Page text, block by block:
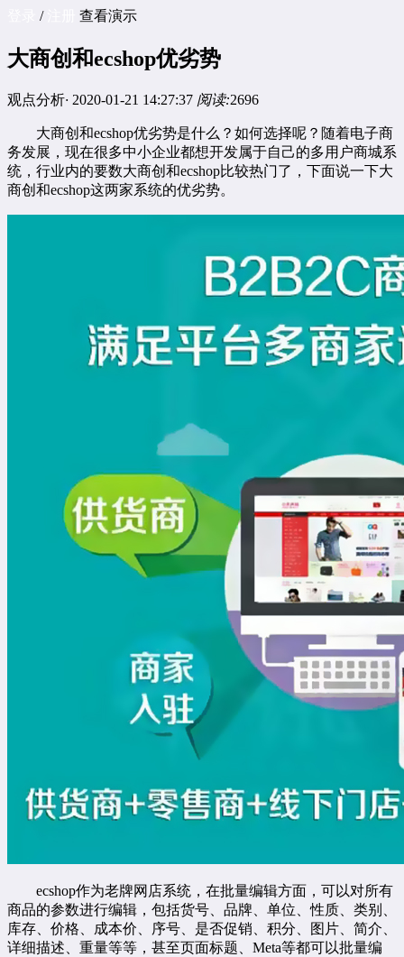
/注册 查看演示
大商创和ecshop优劣势
观点分析· 2020-01-21 14:27:37 阅读:2696
大商创和ecshop优劣势是什么？如何选择呢？随着电子商
务发展，现在很多中小企业都想开发属于自己的多用户商城系
统 ，行业内的要数大商创和ecshop比较热门了，下面说一下大
商创和ecshop这两家系统的优劣势。
ecshop作为老牌网店系统，在批量编辑方面，可以对所有
商品的参数进行编辑，包括货号、品牌、单位、性质、类别、
库存、价格、成本价、序号、是否促销、积分、图片、简介、
详细描述、重量等等，甚至页面标题、Meta等都可以批量编